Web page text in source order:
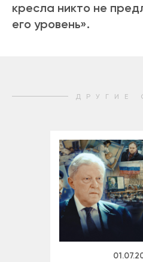
кресла никто не
его уровень».
ДРУГИЕ